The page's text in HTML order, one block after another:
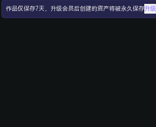
作品仅保存7天，升级会员后创建的资产将被永久保存升级